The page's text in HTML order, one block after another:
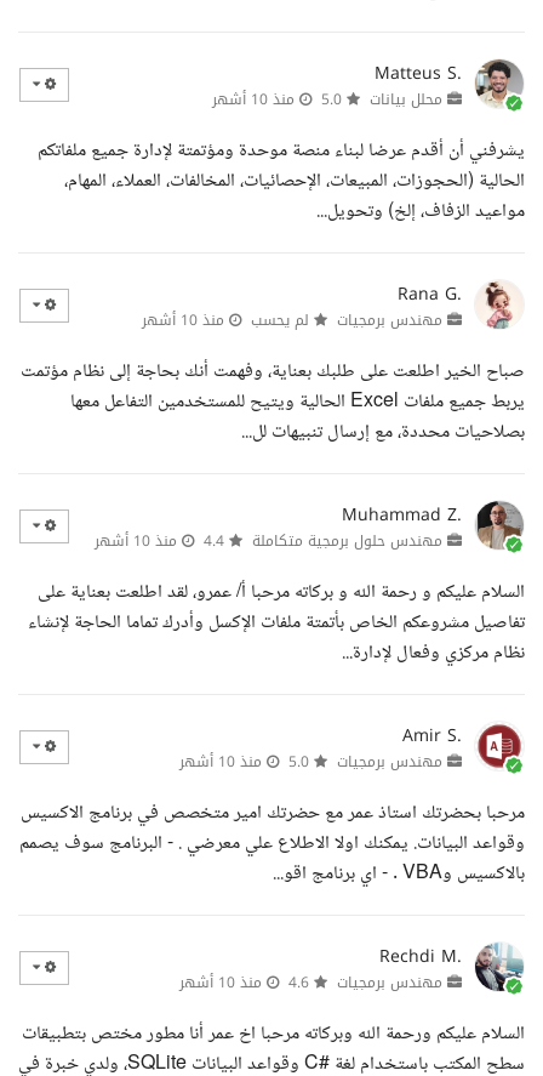
Matteus S.
محلل بيانات منذ 10 أشهر
يشرفني أن أقدم عرضا لبناء منصة موحدة ومؤتمتة لإدارة جميع ملفاتكم
الحالية (الحجوزات، المبيعات، الإحصائيات، المخالفات، العملاء، المهام،
مواعيد الزفاف، إلخ) وتحويل...
Rana G.
مهندس برمجيات لم يحسب منذ 10 أشهر
صباح الخير اطلعت على طلبك بعناية، وفهمت أنك بحاجة إلى نظام مؤتمت
يربط جميع ملفات Excel الحالية ويتيح للمستخدمين التفاعل معها
بصلاحيات محددة، مع إرسال تنبيهات لل...
Muhammad Z.
مهندس حلول برمجية متكاملة منذ 10 أشهر
السلام عليكم و رحمة الله و بركاته مرحبا أ/ عمرو، لقد اطلعت بعناية على
تفاصيل مشروعكم الخاص بأتمتة ملفات الإكسل وأدرك تماما الحاجة لإنشاء
نظام مركزي وفعال لإدارة...
Amir S.
مهندس برمجيات منذ 10 أشهر
مرحبا بحضرتك استاذ عمر مع حضرتك امير متخصص في برنامج الاكسيس
وقواعد البيانات. يمكنك اولا الاطلاع علي معرضي . - البرنامج سوف يصمم
بالاكسيس وVBA . - اي برنامج اقو...
Rechdi M.
مهندس برمجيات منذ 10 أشهر
السلام عليكم ورحمة الله وبركاته مرحبا اخ عمر أنا مطور مختص بتطبيقات
سطح المكتب باستخدام لغة #C وقواعد البيانات SQLite، ولدي خبرة في